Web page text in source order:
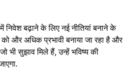
निवेश बढ़ाने के लिए नई नीतियां बनाने के
और अधिक प्रभावी बनाया जा रहा है और
सुझाव मिले हैं, उन्हें भविष्य की